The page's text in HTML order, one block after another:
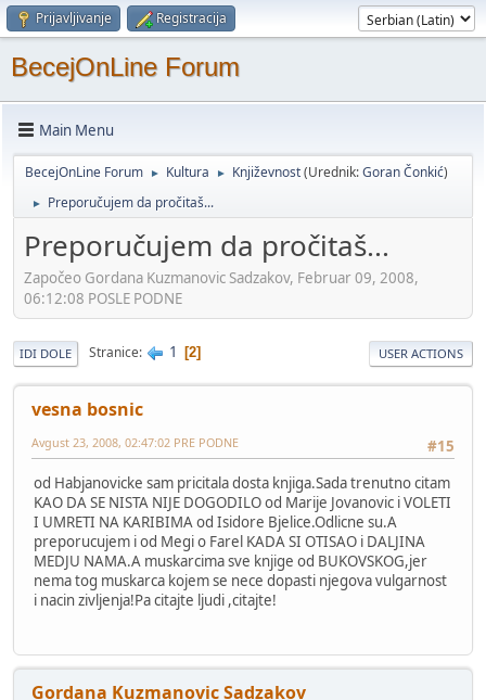
Prijavljivanje Registracija
BecejOnLine Forum
Main Menu
BecejOnLine Forum ► Kultura ► Književnost(Urednik:Goran Čonkić)
► Preporučujem da pročitaš...
Preporučujem da pročitaš...
Započeo Gordana Kuzmanovic Sadzakov, Februar 09, 2008,
06:12:08 POSLE PODNE
IDI DOLE Stranice 1 2 USER ACTIONS
vesna bosnic
#15
Avgust 23, 2008, 02:47:02 PRE PODNE
od Habjanovicke sam pricitala dosta knjiga.Sada trenutno citam
KAO DA SE NISTA NIJE DOGODILO od Marije Jovanovic i VOLETI
I UMRETI NA KARIBIMA od Isidore Bjelice.Odlicne su.A
preporucujem i od Megi o Farel KADA SI OTISAO i DALJINA
MEDJU NAMA.A muskarcima sve knjige od BUKOVSKOG,jer
nema tog muskarca kojem se nece dopasti njegova vulgarnost
i nacin zivljenja!Pa citajte ljudi ,citajte!
Gordana Kuzmanovic Sadzakov